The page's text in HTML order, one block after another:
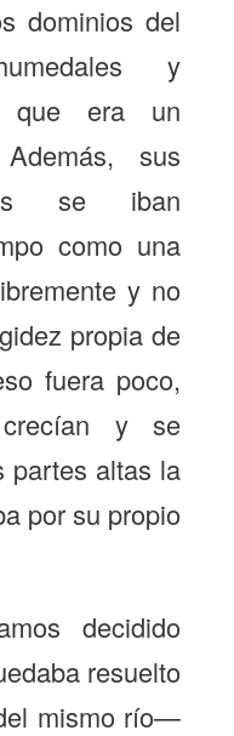
dominios del
y
que era un
sus
se iban
como una
y no
propia de
fuera poco,
y se
partes altas la
por su propio
decidido
resuelto
mismo río—